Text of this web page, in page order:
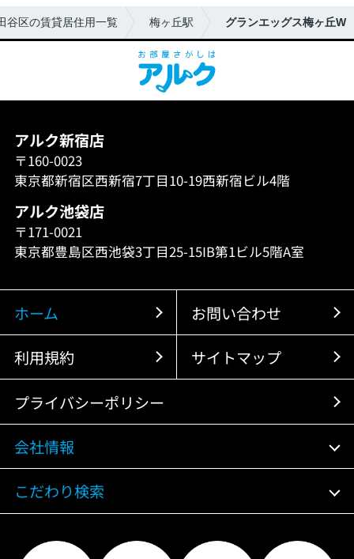
谷区の賃貸居住用一覧 梅ヶ丘駅 グランエッグス梅ヶ丘W
アルク新宿店
〒160-0023
東京都新宿区西新宿7丁目10-19西新宿ビル4階
アルク池袋店
〒171-0021
東京都豊島区西池袋3丁目25-15IB第1ビル5階A室
ホーム お問い合わせ
利用規約 サイトマップ
プライバシーポリシー
会社情報
こだわり検索